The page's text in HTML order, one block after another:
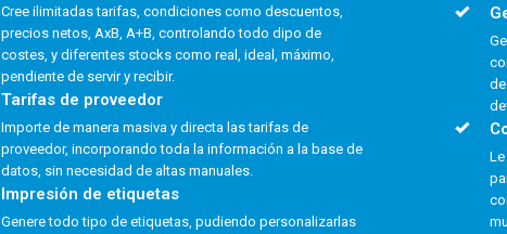
Cree ilimitadas tarifas, condiciones como descuentos,
precios netos, AxB, A+B, controlando todo dipo de
costes, y diferentes stocks como real, ideal, máximo,
pendiente de servir y recibir.
Tarifas de proveedor
Importe de manera masiva y directa las tarifas de
proveedor, incorporando toda la información a la base de
datos, sin necesidad de altas manuales.
Impresión de etiquetas
Genere todo tipo de etiquetas, pudiendo personalizarlas